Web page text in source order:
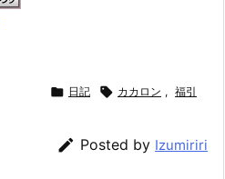
 日記  カカロン , 福引
 Posted by Izumiriri